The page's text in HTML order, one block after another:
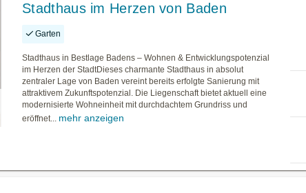
Stadthaus im Herzen von Baden
Garten
Stadthaus in Bestlage Badens – Wohnen & Entwicklungspotenzial
im Herzen der StadtDieses charmante Stadthaus in absolut
zentraler Lage von Baden vereint bereits erfolgte Sanierung mit
attraktivem Zukunftspotenzial. Die Liegenschaft bietet aktuell eine
modernisierte Wohneinheit mit durchdachtem Grundriss und
eröffnet... mehr anzeigen